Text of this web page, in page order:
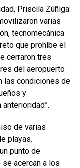
Priscila Zúñiga:
varias
tecnomecánica
que prohíbe el
cerraron tres
del aeropuerto
las condiciones de
y
de varias
playas.
punto de
acercan a los